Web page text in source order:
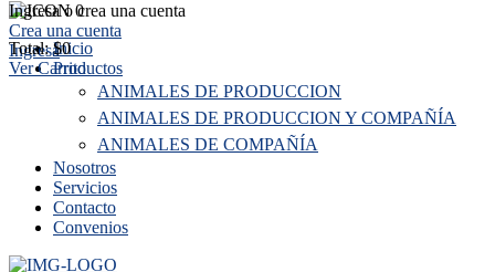
Ingresa o crea una cuenta
Crea una cuenta
Ingresa
0
Total: $0
Ver Carrito
Inicio
Productos
ANIMALES DE PRODUCCION
ANIMALES DE PRODUCCION Y COMPAÑÍA
ANIMALES DE COMPAÑÍA
Nosotros
Servicios
Contacto
Convenios